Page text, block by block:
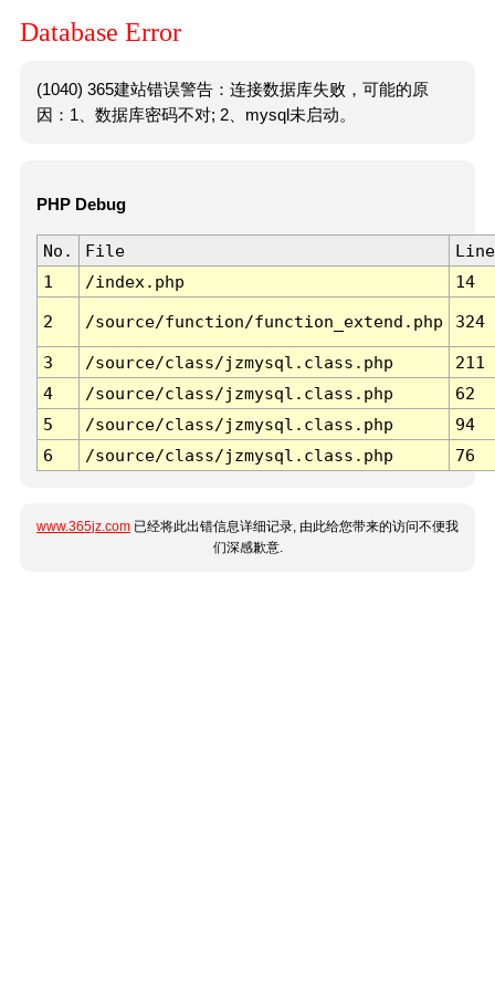
Database Error
(1040) 365建站错误警告：连接数据库失败，可能的原
因：1、数据库密码不对; 2、mysql未启动。
PHP Debug
No. File
Line
1
/index.php 14
2 /source/function/function_extend.php 324
3 /source/class/jzmysql.class.php
211
4
/source/class/jzmysql.class.php
62
5
/source/class/jzmysql.class.php
94
6
/source/class/jzmysql.class.php 76
www.365jz.com 已经将此出错信息详细记录, 由此给您带来的访问不便我
们深感歉意.